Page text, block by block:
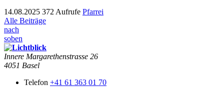
14.08.2025 372 Aufrufe Pfarrei
Alle Beiträge
nach
soben
Innere Mar­garethen­strasse 26
4051 Basel
Telefon +41 61 363 01 70